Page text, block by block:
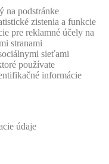
na podstránke
zistenia a funkcie
pre reklamné účely na
stranami
sieťami
používate
informácie
údaje